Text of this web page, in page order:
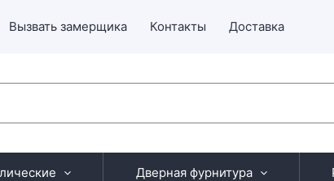
Вызвать замерщика Контакты Доставка
Дверная фурнитура